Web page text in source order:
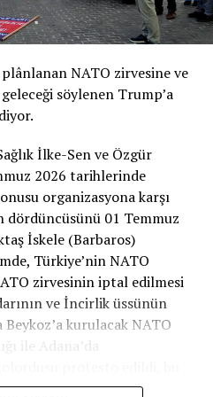
Bildiri Metni
sonra size ateş
dostlarınız yoktur.
(Hûd Suresi, 11/113)
ve ümmetin
sömürü düzenine itirazı
bir “güvenlik
sistemin ve ABD
aygıtı olduğunu
bu yana dünyaya barış
bağımlılık ihraç eden bu
ve yıkımın en büyük suç
şöyle:
plânlanan NATO zirvesine ve
söylenen Trump’a
İlke-Sen ve Özgür
2026 tarihlerinde
organizasyona karşı
01 Temmuz
İskele (Barbaros)
Türkiye’nin NATO
zirvesinin iptal edilmesi
ve İncirlik üssünün
Beykoz’a kurulacak NATO
ile Adana’da